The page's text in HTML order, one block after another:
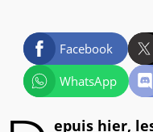
Facebook
WhatsApp
epuis hier,